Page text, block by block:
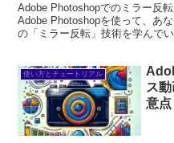
Adobe Photoshopでのミラー反
Adobe Photoshopを使って、あ
の「ミラー反転」技術を学んで
使い方とチュートリアル
ス
意点